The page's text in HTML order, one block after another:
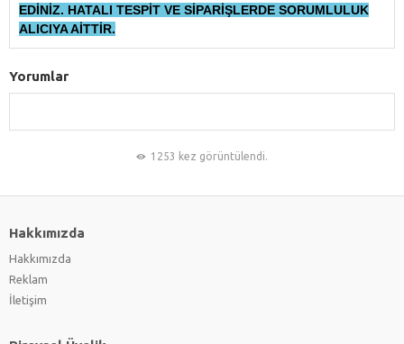
EDİNİZ. HATALI TESPİT VE SİPARİŞLERDE SORUMLULUK
ALICIYA AİTTİR.
Yorumlar
1253 kez görüntülendi.
Hakkımızda
Hakkımızda
Reklam
İletişim